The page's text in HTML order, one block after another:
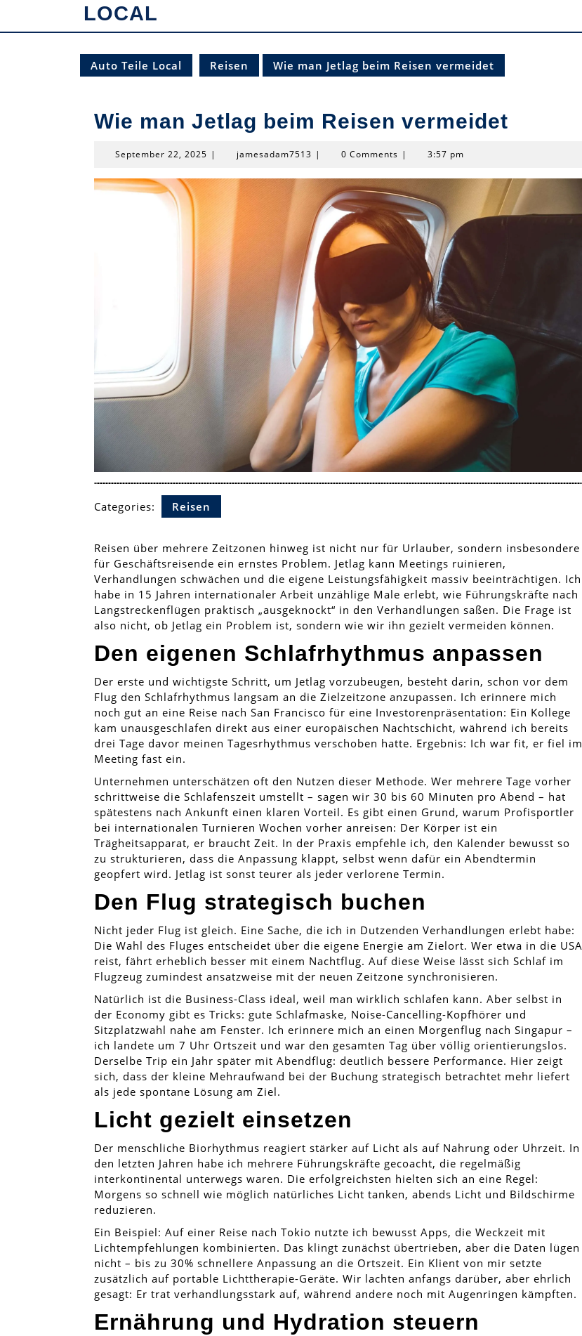
LOCAL
Auto Teile Local Reisen Wie man Jetlag beim Reisen vermeidet
Wie man Jetlag beim Reisen vermeidet
September 22, 2025 September
2025
| jamesadam7513 jamesadam7513
| 0 Comments | 3:57 pm
Categories: Reisen
Reisen über mehrere Zeitzonen hinweg ist nicht nur für Urlauber, sondern insbesondere
für Geschäftsreisende ein ernstes Problem. Jetlag kann Meetings ruinieren,
Verhandlungen schwächen und die eigene Leistungsfähigkeit massiv beeinträchtigen. Ich
habe in 15 Jahren internationaler Arbeit unzählige Male erlebt, wie Führungskräfte nach
Langstreckenflügen praktisch „ausgeknockt“ in den Verhandlungen saßen. Die Frage ist
also nicht, ob Jetlag ein Problem ist, sondern wie wir ihn gezielt vermeiden können.
Den eigenen Schlafrhythmus anpassen
Der erste und wichtigste Schritt, um Jetlag vorzubeugen, besteht darin, schon vor dem
Flug den Schlafrhythmus langsam an die Zielzeitzone anzupassen. Ich erinnere mich
noch gut an eine Reise nach San Francisco für eine Investorenpräsentation: Ein Kollege
kam unausgeschlafen direkt aus einer europäischen Nachtschicht, während ich bereits
drei Tage davor meinen Tagesrhythmus verschoben hatte. Ergebnis: Ich war fit, er fiel im
Meeting fast ein.
Unternehmen unterschätzen oft den Nutzen dieser Methode. Wer mehrere Tage vorher
schrittweise die Schlafenszeit umstellt – sagen wir 30 bis 60 Minuten pro Abend – hat
spätestens nach Ankunft einen klaren Vorteil. Es gibt einen Grund, warum Profisportler
bei internationalen Turnieren Wochen vorher anreisen: Der Körper ist ein
Trägheitsapparat, er braucht Zeit. In der Praxis empfehle ich, den Kalender bewusst so
zu strukturieren, dass die Anpassung klappt, selbst wenn dafür ein Abendtermin
geopfert wird. Jetlag ist sonst teurer als jeder verlorene Termin.
Den Flug strategisch buchen
Nicht jeder Flug ist gleich. Eine Sache, die ich in Dutzenden Verhandlungen erlebt habe:
Die Wahl des Fluges entscheidet über die eigene Energie am Zielort. Wer etwa in die USA
reist, fährt erheblich besser mit einem Nachtflug. Auf diese Weise lässt sich Schlaf im
Flugzeug zumindest ansatzweise mit der neuen Zeitzone synchronisieren.
Natürlich ist die Business-Class ideal, weil man wirklich schlafen kann. Aber selbst in
der Economy gibt es Tricks: gute Schlafmaske, Noise-Cancelling-Kopfhörer und
Sitzplatzwahl nahe am Fenster. Ich erinnere mich an einen Morgenflug nach Singapur –
ich landete um 7 Uhr Ortszeit und war den gesamten Tag über völlig orientierungslos.
Derselbe Trip ein Jahr später mit Abendflug: deutlich bessere Performance. Hier zeigt
sich, dass der kleine Mehraufwand bei der Buchung strategisch betrachtet mehr liefert
als jede spontane Lösung am Ziel.
Licht gezielt einsetzen
Der menschliche Biorhythmus reagiert stärker auf Licht als auf Nahrung oder Uhrzeit. In
den letzten Jahren habe ich mehrere Führungskräfte gecoacht, die regelmäßig
interkontinental unterwegs waren. Die erfolgreichsten hielten sich an eine Regel:
Morgens so schnell wie möglich natürliches Licht tanken, abends Licht und Bildschirme
reduzieren.
Ein Beispiel: Auf einer Reise nach Tokio nutzte ich bewusst Apps, die Weckzeit mit
Lichtempfehlungen kombinierten. Das klingt zunächst übertrieben, aber die Daten lügen
nicht – bis zu 30% schnellere Anpassung an die Ortszeit. Ein Klient von mir setzte
zusätzlich auf portable Lichttherapie-Geräte. Wir lachten anfangs darüber, aber ehrlich
gesagt: Er trat verhandlungsstark auf, während andere noch mit Augenringen kämpften.
Ernährung und Hydration steuern